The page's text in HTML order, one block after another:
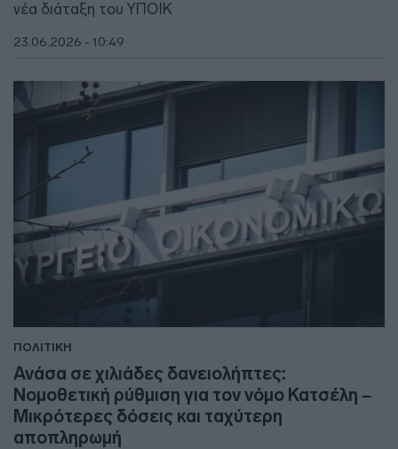
νέα διάταξη του ΥΠΟΙΚ
23.06.2026 - 10:49
ΠΟΛΙΤΙΚΗ
Ανάσα σε χιλιάδες δανειολήπτες:
Νομοθετική ρύθμιση για τον νόμο Κατσέλη –
Μικρότερες δόσεις και ταχύτερη
αποπληρωμή